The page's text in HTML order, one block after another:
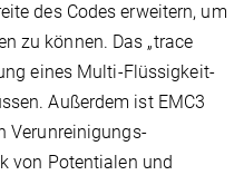
des Codes erweitern, um
zu können. Das „trace
eines Multi-Flüssigkeit-
Außerdem ist EMC3
Verunreinigungs-
von Potentialen und